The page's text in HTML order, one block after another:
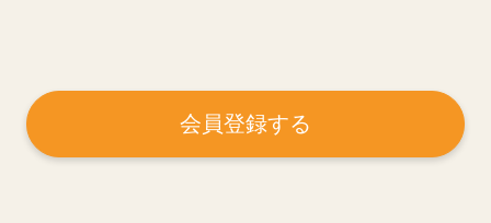
会員登録する